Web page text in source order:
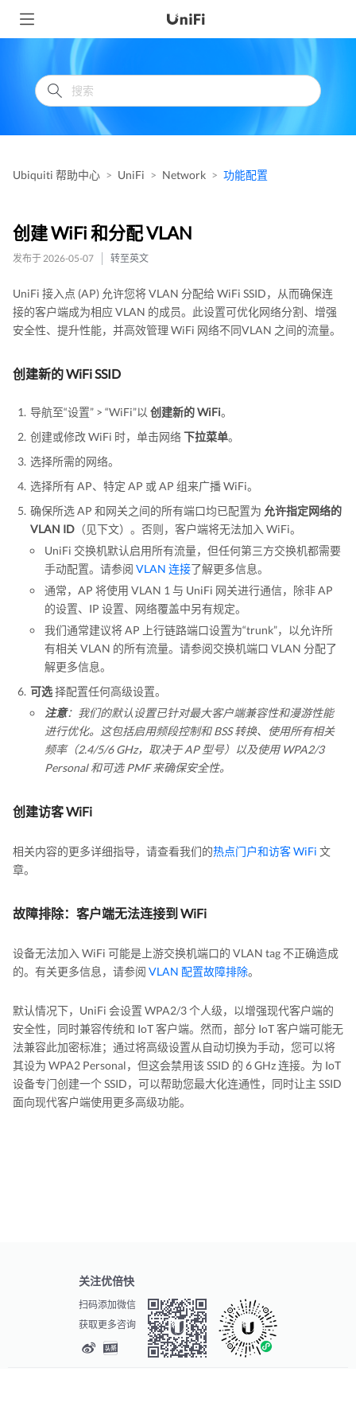
Ubiquiti 帮助中心 UniFi Network 功能配置
创建 WiFi 和分配 VLAN
发布于 2026-05-07 转至英文
UniFi 接入点 (AP) 允许您将 VLAN 分配给 WiFi SSID，从而确保连
接的客户端成为相应 VLAN 的成员。此设置可优化网络分割、增强
安全性、提升性能，并高效管理 WiFi 网络不同VLAN 之间的流量。
创建新的 WiFi SSID
导航至“设置” > “WiFi”以 创建新的 WiFi。
创建或修改 WiFi 时，单击网络下拉菜单。
选择所需的网络。
选择所有 AP、特定 AP 或 AP 组来广播 WiFi。
确保所选 AP 和网关之间的所有端口均已配置为 允许指定网络的
VLAN ID （见下文）。否则，客户端将无法加入 WiFi。
UniFi 交换机默认启用所有流量，但任何第三方交换机都需要
手动配置。请参阅 VLAN 连接了解更多信息。
通常，AP 将使用 VLAN 1 与 UniFi 网关进行通信，除非 AP
的设置、IP 设置、网络覆盖中另有规定。
我们通常建议将 AP 上行链路端口设置为“trunk”，以允许所
有相关 VLAN 的所有流量。请参阅交换机端口 VLAN 分配了
解更多信息。
可选择配置任何高级设置。
注意：我们的默认设置已针对最大客户端兼容性和漫游性能
进行优化。这包括启用频段控制和 BSS 转换、使用所有相关
频率（2.4/5/6 GHz，取决于 AP 型号）以及使用 WPA2/3
Personal 和可选 PMF 来确保安全性。
创建访客 WiFi
相关内容的更多详细指导，请查看我们的热点门户和访客 WiFi 文
章。
故障排除：客户端无法连接到 WiFi
设备无法加入 WiFi 可能是上游交换机端口的 VLAN tag 不正确造成
的。有关更多信息，请参阅 VLAN 配置故障排除。
默认情况下，UniFi 会设置 WPA2/3 个人级，以增强现代客户端的
安全性，同时兼容传统和 IoT 客户端。然而，部分 IoT 客户端可能无
法兼容此加密标准；通过将高级设置从自动切换为手动，您可以将
其设为 WPA2 Personal，但这会禁用该 SSID 的 6 GHz 连接。为 IoT
设备专门创建一个 SSID，可以帮助您最大化连通性，同时让主 SSID
面向现代客户端使用更多高级功能。
关注优倍快
扫码添加微信
获取更多咨询